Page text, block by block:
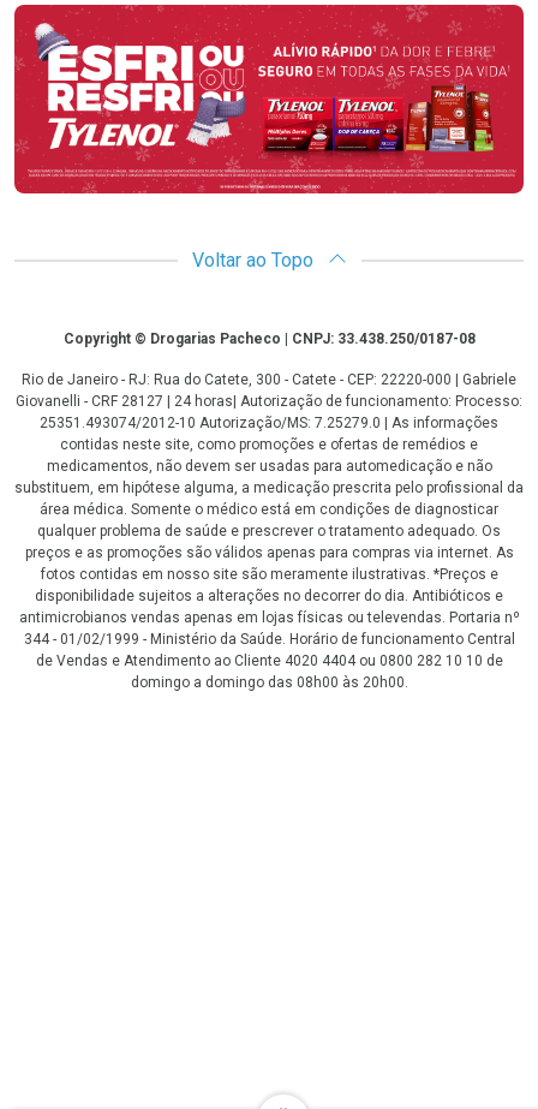
Promoção em Destaque
Voltar ao Topo
CopyrightCopyright © Drogarias Pacheco | CNPJ: 33.438.250/0187-08
Rio de Janeiro - RJ: Rua do Catete, 300 - Catete - CEP: 22220-000 | Gabriele
Giovanelli - CRF 28127 | 24 horas| Autorização de funcionamento: Processo:
25351.493074/2012-10 Autorização/MS: 7.25279.0 | As informações
contidas neste site, como promoções e ofertas de remédios e
medicamentos, não devem ser usadas para automedicação e não
substituem, em hipótese alguma, a medicação prescrita pelo profissional da
área médica. Somente o médico está em condições de diagnosticar
qualquer problema de saúde e prescrever o tratamento adequado. Os
preços e as promoções são válidos apenas para compras via internet. As
fotos contidas em nosso site são meramente ilustrativas. *Preços e
disponibilidade sujeitos a alterações no decorrer do dia. Antibióticos e
antimicrobianos vendas apenas em lojas físicas ou televendas. Portaria nº
344 - 01/02/1999 - Ministério da Saúde. Horário de funcionamento Central
de Vendas e Atendimento ao Cliente 4020 4404 ou 0800 282 10 10 de
domingo a domingo das 08h00 às 20h00.